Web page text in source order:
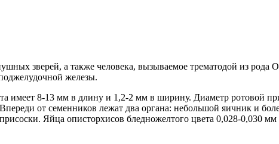
зверей, а также человека, вызываемое трематодой из рода
железы.
имеет 8-13 мм в длину и 1,2-2 мм в ширину. Диаметр ротовой
от семенников лежат два органа: небольшой яичник и
Яйца описторхисов бледножелтого цвета 0,028-0,030